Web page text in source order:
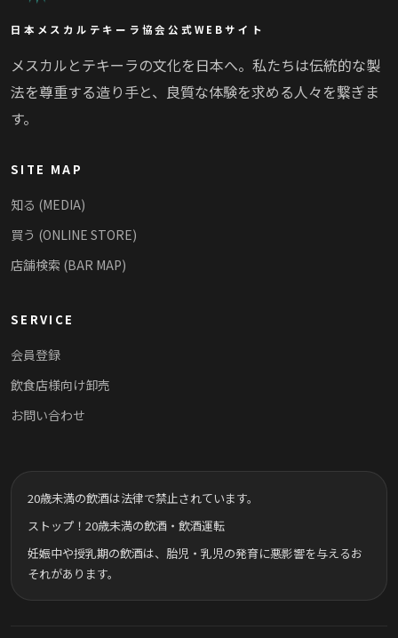
日本メスカルテキーラ協会公式WEBサイト
メスカルとテキーラの文化を日本へ。私たちは伝統的な製
法を尊重する造り手と、良質な体験を求める人々を繋ぎま
す。
SITE MAP
知る (MEDIA)
買う (ONLINE STORE)
店舗検索 (BAR MAP)
SERVICE
会員登録
飲食店様向け卸売
お問い合わせ
20歳未満の飲酒は法律で禁止されています。
ストップ！20歳未満の飲酒・飲酒運転
妊娠中や授乳期の飲酒は、胎児・乳児の発育に悪影響を与えるお
それがあります。